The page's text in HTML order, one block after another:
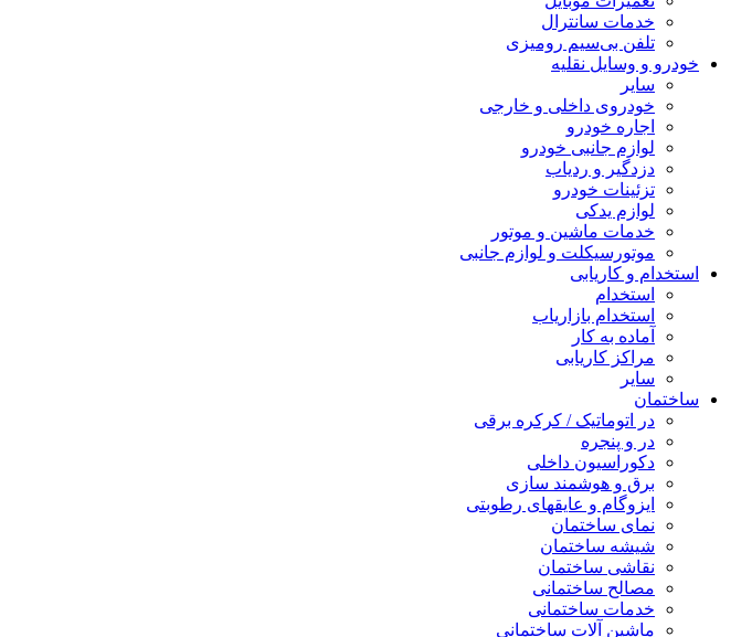
خدمات سانترال
تلفن بی‌سیم رومیزی
خودرو و وسایل نقلیه
سایر
خودروی داخلی و خارجی
اجاره خودرو
لوازم جانبی خودرو
دزدگیر و ردیاب
تزئینات خودرو
لوازم یدکی
خدمات ماشین و موتور
موتورسیکلت و لوازم جانبی
استخدام و کاریابی
استخدام
استخدام بازاریاب
آماده به کار
مراکز کاریابی
سایر
ساختمان
در اتوماتیک / کرکره برقی
در و پنجره
دکوراسیون داخلی
برق و هوشمند سازی
ایزوگام و عایقهای رطوبتی
نمای ساختمان
شیشه ساختمان
نقاشی ساختمان
مصالح ساختمانی
خدمات ساختمانی
ماشین آلات ساختمانی